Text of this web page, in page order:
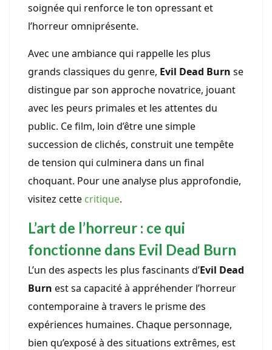
soignée qui renforce le ton opressant et
l’horreur omniprésente.
Avec une ambiance qui rappelle les plus
grands classiques du genre, Evil Dead Burn se
distingue par son approche novatrice, jouant
avec les peurs primales et les attentes du
public. Ce film, loin d’être une simple
succession de clichés, construit une tempête
de tension qui culminera dans un final
choquant. Pour une analyse plus approfondie,
visitez cette critique.
L’art de l’horreur : ce qui
fonctionne dans Evil Dead Burn
L’un des aspects les plus fascinants d’Evil Dead
Burn est sa capacité à appréhender l’horreur
contemporaine à travers le prisme des
expériences humaines. Chaque personnage,
bien qu’exposé à des situations extrêmes, est